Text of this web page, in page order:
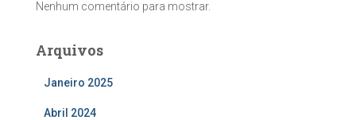
Nenhum comentário para mostrar.
Arquivos
Janeiro 2025
Abril 2024